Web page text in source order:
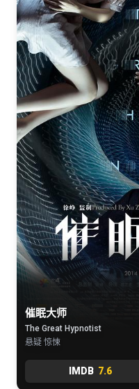
催眠大师
The Great Hypnotist
悬疑 惊悚
IMDB 7.6